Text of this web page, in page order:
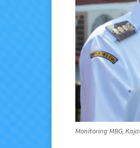
Monitoring MBG,